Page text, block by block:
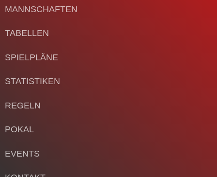
MANNSCHAFTEN
TABELLEN
SPIELPLÄNE
STATISTIKEN
REGELN
POKAL
EVENTS